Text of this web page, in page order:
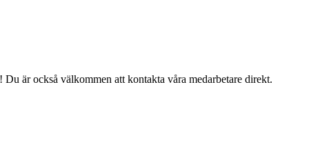
är också välkommen att kontakta våra medarbetare direkt.